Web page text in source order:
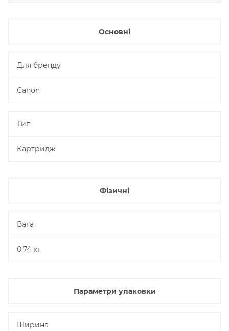
Основні
Для бренду
Canon
Тип
Картридж
Фізичні
Вага
0.74 кг
Параметри упаковки
Ширина